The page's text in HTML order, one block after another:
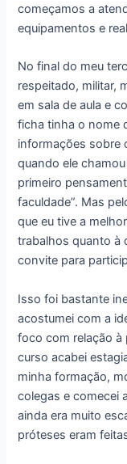
começamos a
equipamentos e
No final do meu
respeitado, militar,
em sala de aula e
ficha tinha o nome
informações sobre
quando ele
primeiro
faculdade”. Mas
que eu tive a
trabalhos quanto à
convite para
Isso foi bastante
acostumei com a
foco com relação
curso acabei
minha formação,
colegas e comecei
ainda era muito
próteses eram